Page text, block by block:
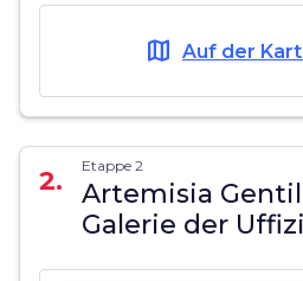
map Auf der
2. Etappe 2
Artemisia
Galerie der